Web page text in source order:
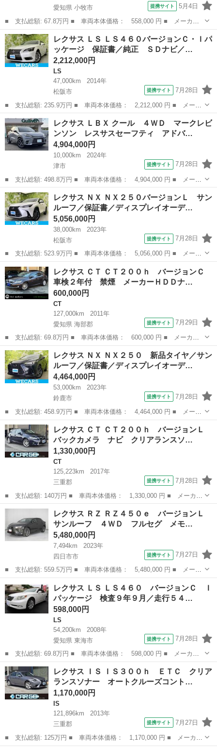
愛知県 小牧市
提携サイト 5月4日
■ 支払総額: 67.8万円 ■ 車両本体価格： 558,000 円 ■ メーカー
名： レクサス ■ 車種名： ＣＴ ■ グレード名： ＣＴ２００
ｈ バージョンＣ 車検Ｒ１０年４月 パーキングソナー 電格ミラ
ー プッシュス...
愛知 小牧市 CT
レクサス ＬＳ ＬＳ４６０バージョンＣ・Ｉパ
ッケージ 保証書／純正 ＳＤナビ／…
2,212,000円
LS
47,000km
2014年
松阪市
提携サイト 7月28日
■ 支払総額: 235.9万円 ■ 車両本体価格： 2,212,000 円 ■ メーカ
ー名： レクサス ■ 車種名： ＬＳ ■ グレード名： ＬＳ４６０
バージョンＣ・Ｉパッケージ 保証書／純正 ＳＤナビ／シートヒー
ター／シ...
三重 松阪市 LS
レクサス ＬＢＸ クール ４ＷＤ マークレビ
ンソン レスサスセーフティ アドバ…
4,904,000円
10,000km
2024年
津市
提携サイト 7月28日
■ 支払総額: 498.8万円 ■ 車両本体価格： 4,904,000 円 ■ メーカ
ー名： レクサス ■ 車種名： ＬＢＸ ■ グレード名： クール
４ＷＤ マークレビンソン レスサスセーフティ アドバンスドドラ
イブ ア...
三重 津市 レクサス
レクサス ＮＸ ＮＸ２５０バージョンＬ サン
ルーフ／保証書／ディスプレイオーデ…
5,056,000円
38,000km
2023年
松阪市
提携サイト 7月28日
■ 支払総額: 523.9万円 ■ 車両本体価格： 5,056,000 円 ■ メーカ
ー名： レクサス ■ 車種名： ＮＸ ■ グレード名： ＮＸ２５０
バージョンＬ サンルーフ／保証書／ディスプレイオーディオ＋ナビ
／デジタ...
三重 松阪市 レクサス
レクサス ＣＴ ＣＴ２００ｈ バージョンＣ
車検２年付 禁煙 メーカーＨＤＤナ…
600,000円
CT
127,000km
2011年
愛知県 海部郡
提携サイト 7月29日
■ 支払総額: 69.8万円 ■ 車両本体価格： 600,000 円 ■ メーカー
名： レクサス ■ 車種名： ＣＴ ■ グレード名： ＣＴ２００
ｈ バージョンＣ 車検２年付 禁煙 メーカーＨＤＤナビ バック
モニター クル...
愛知 海部郡 CT
レクサス ＮＸ ＮＸ２５０ 新品タイヤ／サン
ルーフ／保証書／ディスプレイオーデ…
4,464,000円
53,000km
2023年
鈴鹿市
提携サイト 7月28日
■ 支払総額: 458.9万円 ■ 車両本体価格： 4,464,000 円 ■ メーカ
ー名： レクサス ■ 車種名： ＮＸ ■ グレード名： ＮＸ２５
０ 新品タイヤ／サンルーフ／保証書／ディスプレイオーディオ／衝
突安全装置...
三重 鈴鹿市 レクサス
レクサス ＣＴ ＣＴ２００ｈ バージョンＬ
バックカメラ ナビ クリアランスソ…
1,330,000円
CT
125,223km
2017年
三重郡
提携サイト 7月28日
■ 支払総額: 140万円 ■ 車両本体価格： 1,330,000 円 ■ メーカー
名： レクサス ■ 車種名： ＣＴ ■ グレード名： ＣＴ２００
ｈ バージョンＬ バックカメラ ナビ クリアランスソナー オー
トクルーズコ...
三重 三重郡 CT
レクサス ＲＺ ＲＺ４５０ｅ バージョンＬ
サンルーフ ４ＷＤ フルセグ メモ…
5,480,000円
7,494km
2023年
四日市市
提携サイト 7月27日
■ 支払総額: 559.5万円 ■ 車両本体価格： 5,480,000 円 ■ メーカ
ー名： レクサス ■ 車種名： ＲＺ ■ グレード名： ＲＺ４５０
ｅ バージョンＬ サンルーフ ４ＷＤ フルセグ メモリーナビ
ミュージ...
三重 四日市市 レクサス
レクサス ＬＳ ＬＳ４６０ バージョンＣ Ｉ
パッケージ 検査９年９月／走行５４…
598,000円
LS
54,200km
2008年
愛知県 東海市
提携サイト 7月28日
■ 支払総額: 69.8万円 ■ 車両本体価格： 598,000 円 ■ メーカー
名： レクサス ■ 車種名： ＬＳ ■ グレード名： ＬＳ４６０
バージョンＣ Ｉパッケージ 検査９年９月／走行５４２００ｋｍ／
天張アルカン...
愛知 東海市 LS
レクサス ＩＳ ＩＳ３００ｈ ＥＴＣ クリア
ランスソナー オートクルーズコント…
1,170,000円
IS
121,896km
2013年
三重郡
提携サイト 7月27日
■ 支払総額: 125万円 ■ 車両本体価格： 1,170,000 円 ■ メーカー